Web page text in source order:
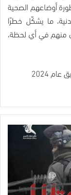
أوضاعهم الصحية
ما يشكّل خطرًا
منهم في أي لحظة،
2024